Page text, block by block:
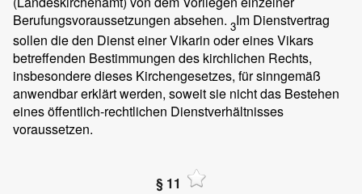
Berufungsvoraussetzungen absehen. 3Im Dienstvertrag
sollen die den Dienst einer Vikarin oder eines Vikars
betreffenden Bestimmungen des kirchlichen Rechts,
insbesondere dieses Kirchengesetzes, für sinngemäß
anwendbar erklärt werden, soweit sie nicht das Bestehen
eines öffentlich-rechtlichen Dienstverhältnisses
voraussetzen.
§ 11